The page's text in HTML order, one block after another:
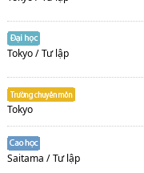
Tokyo / Tư lập
Tokyo
Saitama / Tư lập